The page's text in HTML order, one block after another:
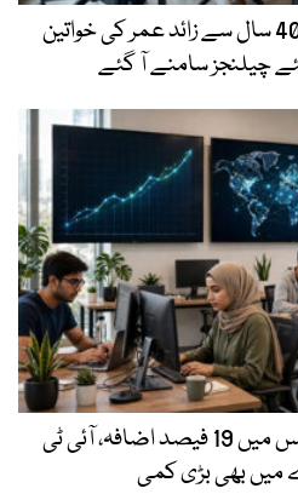
اے آئی بھرتی کے نظام سے 40 سال سے زائد عمر کی خواتین
چیلنجز سامنے آ گئے
پاکستان کی سروسز ایکسپورٹس میں 19 فیصد اضافہ، آئی ٹی
میں بھی بڑی کمی